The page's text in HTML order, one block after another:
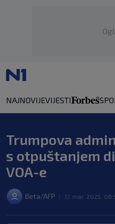
NAJNOVIJEVIJESTI
Trumpova
s otpuštanjem
VOA-e
Beta/AFP 17. mar. 2025.